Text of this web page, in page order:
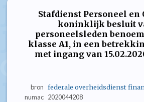
Stafdienst Personeel
koninklijk besluit
personeelsleden
klasse A1, in een
met ingang van
bron federale overheidsdienst
numac 2020044208